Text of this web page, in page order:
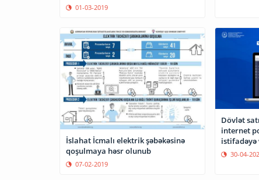
01-03-2019
İslahat İcmalı elektrik şəbəkəsinə
qoşulmaya həsr olunub
07-02-2019
Dövlət
internet
30-04-